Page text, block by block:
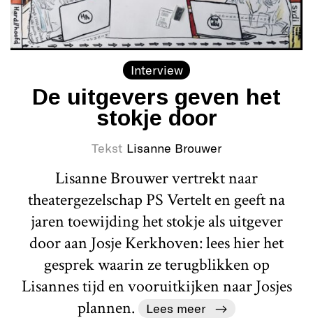
Interview
De uitgevers geven het
stokje door
Tekst Lisanne Brouwer
Lisanne Brouwer vertrekt naar
theatergezelschap PS Vertelt en geeft na
jaren toewijding het stokje als uitgever
door aan Josje Kerkhoven: lees hier het
gesprek waarin ze terugblikken op
Lisannes tijd en vooruitkijken naar Josjes
plannen.
Lees meer